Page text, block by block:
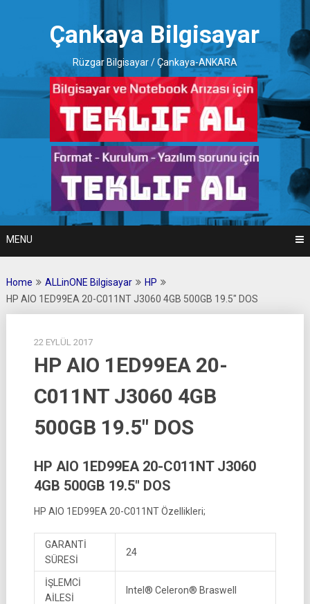
Çankaya Bilgisayar
Rüzgar Bilgisayar / Çankaya-ANKARA
MENU
Home ALLinONE Bilgisayar
HP
HP AIO 1ED99EA 20-C011NT J3060 4GB 500GB 19.5″ DOS
22 EYLÜL 2017
HP AIO 1ED99EA 20-
C011NT J3060 4GB
500GB 19.5″ DOS
HP AIO 1ED99EA 20-C011NT J3060
4GB 500GB 19.5″ DOS
HP AIO 1ED99EA 20-C011NT Özellikleri;
GARANTİ
SÜRESİ
24
İŞLEMCİ
AİLESİ
Intel® Celeron® Braswell